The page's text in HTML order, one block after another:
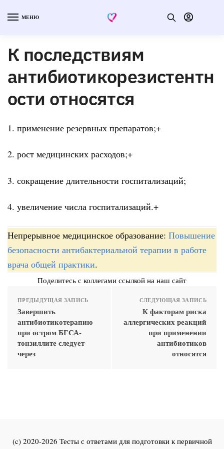
МЕНЮ
К последствиям
антибиотикорезистентн
ости относятся
1. применение резервных препаратов;+
2. рост медицинских расходов;+
3. сокращение длительности госпитализаций;
4. увеличение числа госпитализаций.+
Непрерывное медицинское образование: Повышение
безопасности антибактериальной терапии в работе
врача общей практики.
Поделитесь с коллегами ссылкой на наш сайт
ПРЕДЫДУЩАЯ ЗАПИСЬ
Завершить
антибиотикотерапию
при остром БГСА-
тонзиллите следует
через
СЛЕДУЮЩАЯ ЗАПИСЬ
К факторам риска
аллергических реакций
при применении
антибиотиков
относятся
(c) 2020-2026 Тесты с ответами для подготовки к первичной